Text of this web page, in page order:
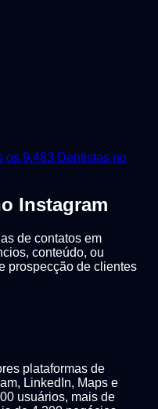
os 9.483 Dentistas no
Instagram
de contatos em
conteúdo, ou
prospecção de clientes
plataformas de
LinkedIn, Maps e
usuários, mais de